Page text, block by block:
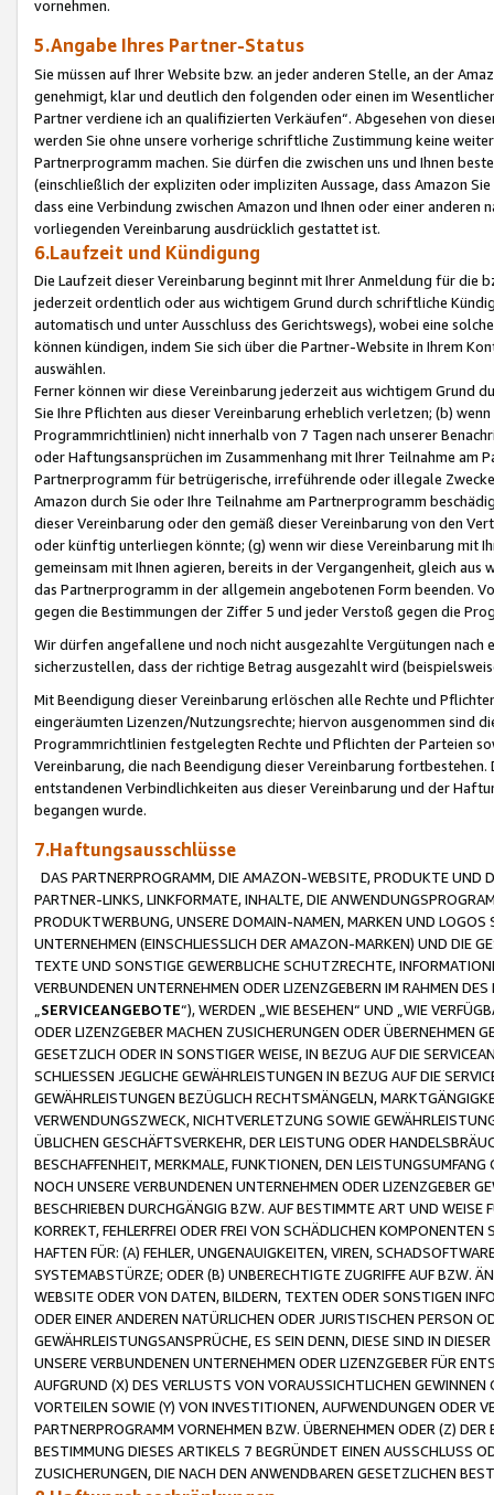
vornehmen.
5.Angabe Ihres Partner-Status
Sie müssen auf Ihrer Website bzw. an jeder anderen Stelle, an der
genehmigt, klar und deutlich den folgenden oder einen im
Partner verdiene ich an qualifizierten Verkäufen“. Abgesehen von
werden Sie ohne unsere vorherige schriftliche Zustimmung keine
Partnerprogramm machen. Sie dürfen die zwischen uns und Ihnen
(einschließlich der expliziten oder impliziten Aussage, dass Amazon
dass eine Verbindung zwischen Amazon und Ihnen oder einer
vorliegenden Vereinbarung ausdrücklich gestattet ist.
6.Laufzeit und Kündigung
Die Laufzeit dieser Vereinbarung beginnt mit Ihrer Anmeldung für die
jederzeit ordentlich oder aus wichtigem Grund durch schriftliche
automatisch und unter Ausschluss des Gerichtswegs), wobei eine
können kündigen, indem Sie sich über die Partner-Website in Ihrem
auswählen.
Ferner können wir diese Vereinbarung jederzeit aus wichtigem Grund
Sie Ihre Pflichten aus dieser Vereinbarung erheblich verletzen; (b)
Programmrichtlinien) nicht innerhalb von 7 Tagen nach unserer
oder Haftungsansprüchen im Zusammenhang mit Ihrer Teilnahme am
Partnerprogramm für betrügerische, irreführende oder illegale
Amazon durch Sie oder Ihre Teilnahme am Partnerprogramm
dieser Vereinbarung oder den gemäß dieser Vereinbarung von den
oder künftig unterliegen könnte; (g) wenn wir diese Vereinbarung mit
gemeinsam mit Ihnen agieren, bereits in der Vergangenheit, gleich
das Partnerprogramm in der allgemein angebotenen Form beenden.
gegen die Bestimmungen der Ziffer 5 und jeder Verstoß gegen die
Wir dürfen angefallene und noch nicht ausgezahlte Vergütungen
sicherzustellen, dass der richtige Betrag ausgezahlt wird
Mit Beendigung dieser Vereinbarung erlöschen alle Rechte und
eingeräumten Lizenzen/Nutzungsrechte; hiervon ausgenommen sind
Programmrichtlinien festgelegten Rechte und Pflichten der Parteien
Vereinbarung, die nach Beendigung dieser Vereinbarung
entstandenen Verbindlichkeiten aus dieser Vereinbarung und der
begangen wurde.
7.Haftungsausschlüsse
DAS PARTNERPROGRAMM, DIE AMAZON-WEBSITE, PRODUKTE UND
PARTNER-LINKS, LINKFORMATE, INHALTE, DIE
PRODUKTWERBUNG, UNSERE DOMAIN-NAMEN, MARKEN UND
UNTERNEHMEN (EINSCHLIESSLICH DER AMAZON-MARKEN) UND DIE
TEXTE UND SONSTIGE GEWERBLICHE SCHUTZRECHTE,
VERBUNDENEN UNTERNEHMEN ODER LIZENZGEBERN IM RAHMEN
SERVICEANGEBOTE“), WERDEN „WIE BESEHEN“ UND „WIE
ODER LIZENZGEBER MACHEN ZUSICHERUNGEN ODER ÜBERNEHMEN
GESETZLICH ODER IN SONSTIGER WEISE, IN BEZUG AUF DIE
SCHLIESSEN JEGLICHE GEWÄHRLEISTUNGEN IN BEZUG AUF DIE
GEWÄHRLEISTUNGEN BEZÜGLICH RECHTSMÄNGELN,
VERWENDUNGSZWECK, NICHTVERLETZUNG SOWIE
ÜBLICHEN GESCHÄFTSVERKEHR, DER LEISTUNG ODER
BESCHAFFENHEIT, MERKMALE, FUNKTIONEN, DEN
NOCH UNSERE VERBUNDENEN UNTERNEHMEN ODER LIZENZGEBER
BESCHRIEBEN DURCHGÄNGIG BZW. AUF BESTIMMTE ART UND
KORREKT, FEHLERFREI ODER FREI VON SCHÄDLICHEN
HAFTEN FÜR: (A) FEHLER, UNGENAUIGKEITEN, VIREN,
SYSTEMABSTÜRZE; ODER (B) UNBERECHTIGTE ZUGRIFFE AUF BZW.
WEBSITE ODER VON DATEN, BILDERN, TEXTEN ODER SONSTIGEN
ODER EINER ANDEREN NATÜRLICHEN ODER JURISTISCHEN PERSON
GEWÄHRLEISTUNGSANSPRÜCHE, ES SEIN DENN, DIESE SIND IN
UNSERE VERBUNDENEN UNTERNEHMEN ODER LIZENZGEBER FÜR
AUFGRUND (X) DES VERLUSTS VON VORAUSSICHTLICHEN
VORTEILEN SOWIE (Y) VON INVESTITIONEN, AUFWENDUNGEN ODER
PARTNERPROGRAMM VORNEHMEN BZW. ÜBERNEHMEN ODER (Z)
BESTIMMUNG DIESES ARTIKELS 7 BEGRÜNDET EINEN AUSSCHLUSS
ZUSICHERUNGEN, DIE NACH DEN ANWENDBAREN GESETZLICHEN